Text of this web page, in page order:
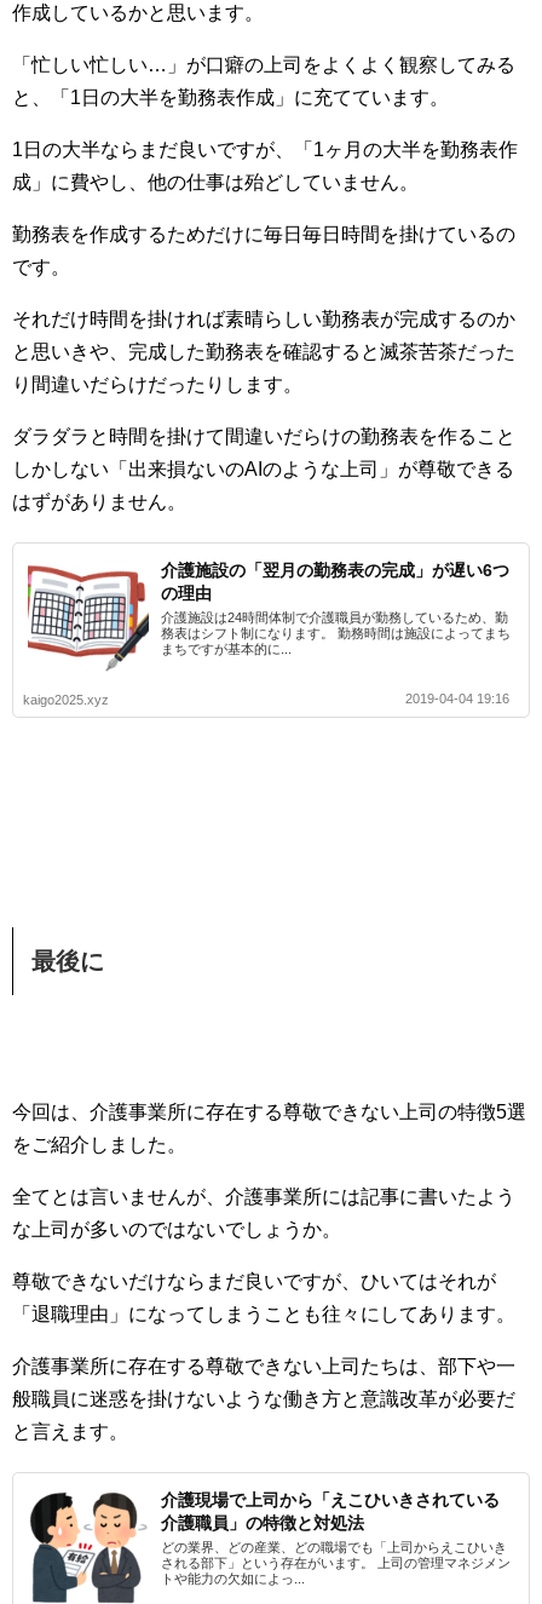
作成しているかと思います。
「忙しい忙しい…」が口癖の上司をよくよく観察してみる
と、「1日の大半を勤務表作成」に充てています。
1日の大半ならまだ良いですが、「1ヶ月の大半を勤務表作
成」に費やし、他の仕事は殆どしていません。
勤務表を作成するためだけに毎日毎日時間を掛けているの
です。
それだけ時間を掛ければ素晴らしい勤務表が完成するのか
と思いきや、完成した勤務表を確認すると滅茶苦茶だった
り間違いだらけだったりします。
ダラダラと時間を掛けて間違いだらけの勤務表を作ること
しかしない「出来損ないのAIのような上司」が尊敬できる
はずがありません。
介護施設の「翌月の勤務表の完成」が遅い6つ
の理由
介護施設は24時間体制で介護職員が勤務しているため、勤
務表はシフト制になります。 勤務時間は施設によってまち
まちですが基本的に...
kaigo2025.xyz 2019-04-04 19:16
最後に
今回は、介護事業所に存在する尊敬できない上司の特徴5選
をご紹介しました。
全てとは言いませんが、介護事業所には記事に書いたよう
な上司が多いのではないでしょうか。
尊敬できないだけならまだ良いですが、ひいてはそれが
「退職理由」になってしまうことも往々にしてあります。
介護事業所に存在する尊敬できない上司たちは、部下や一
般職員に迷惑を掛けないような働き方と意識改革が必要だ
と言えます。
介護現場で上司から「えこひいきされている
介護職員」の特徴と対処法
どの業界、どの産業、どの職場でも「上司からえこひいき
される部下」という存在がいます。 上司の管理マネジメン
トや能力の欠如によっ...